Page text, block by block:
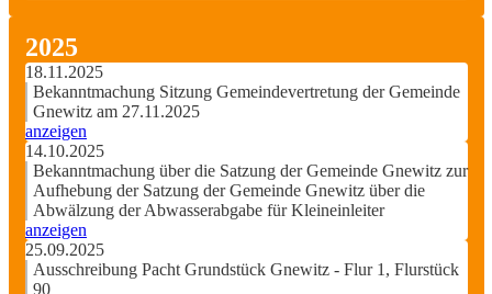
2025
18.11.2025
Bekanntmachung Sitzung Gemeindevertretung der Gemeinde
Gnewitz am 27.11.2025
anzeigen
14.10.2025
Bekanntmachung über die Satzung der Gemeinde Gnewitz zur
Aufhebung der Satzung der Gemeinde Gnewitz über die
Abwälzung der Abwasserabgabe für Kleineinleiter
anzeigen
25.09.2025
Ausschreibung Pacht Grundstück Gnewitz - Flur 1, Flurstück
90